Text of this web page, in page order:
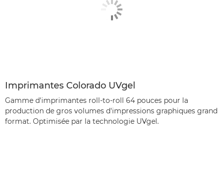
Imprimantes Colorado UVgel
Gamme d'imprimantes roll-to-roll 64 pouces pour la
production de gros volumes d'impressions graphiques grand
format. Optimisée par la technologie UVgel.